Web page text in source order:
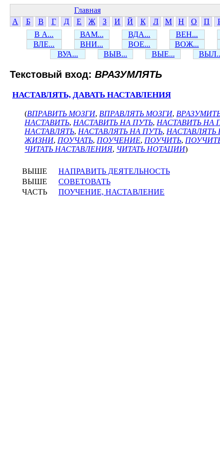
Главная
А
Б В Г Д Е Ж З И Й К Л М Н О П
В А...
ВАМ... ВДА...
ВЕН...
ВЛЕ...
ВНИ... ВОЕ...
ВОЖ...
ВУА...
ВЫВ... ВЫЕ...
Текстовый вход: ВРАЗУМЛЯТЬ
НАСТАВЛЯТЬ, ДАВАТЬ НАСТАВЛЕНИЯ
(ВПРАВИТЬ МОЗГИ, ВПРАВЛЯТЬ МОЗГИ,
НАСТАВИТЬ, НАСТАВИТЬ НА ПУТЬ, НАСТАВИТЬ НА
НАСТАВЛЯТЬ, НАСТАВЛЯТЬ НА ПУТЬ,
ЖИЗНИ, ПОУЧАТЬ, ПОУЧЕНИЕ, ПОУЧИТЬ,
ЧИТАТЬ НАСТАВЛЕНИЯ, ЧИТАТЬ НОТАЦИИ)
ВЫШЕ
НАПРАВИТЬ ДЕЯТЕЛЬНОСТЬ
ВЫШЕ
СОВЕТОВАТЬ
ЧАСТЬ
ПОУЧЕНИЕ, НАСТАВЛЕНИЕ